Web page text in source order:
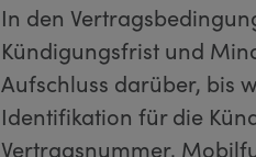
In den
Kündigungsfrist und
Aufschluss darüber, bis
Identifikation für die
Vertragsnummer,